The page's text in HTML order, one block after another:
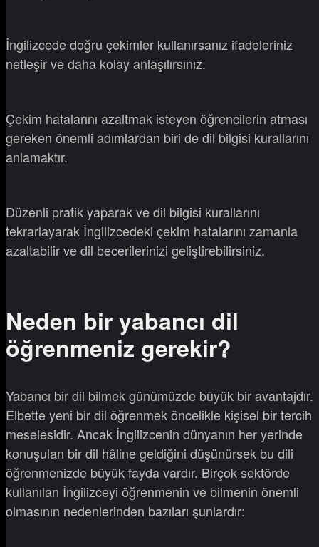
İngilizcede doğru çekimler kullanırsanız ifadeleriniz
netleşir ve daha kolay anlaşılırsınız.
Çekim hatalarını azaltmak isteyen öğrencilerin atması
gereken önemli adımlardan biri de dil bilgisi kurallarını
anlamaktır.
Düzenli pratik yaparak ve dil bilgisi kurallarını
tekrarlayarak İngilizcedeki çekim hatalarını zamanla
azaltabilir ve dil becerilerinizi geliştirebilirsiniz.
Neden bir yabancı dil
öğrenmeniz gerekir?
Yabancı bir dil bilmek günümüzde büyük bir avantajdır.
Elbette yeni bir dil öğrenmek öncelikle kişisel bir tercih
meselesidir. Ancak İngilizcenin dünyanın her yerinde
konuşulan bir dil hâline geldiğini düşünürsek bu dili
öğrenmenizde büyük fayda vardır. Birçok sektörde
kullanılan İngilizceyi öğrenmenin ve bilmenin önemli
olmasının nedenlerinden bazıları şunlardır: